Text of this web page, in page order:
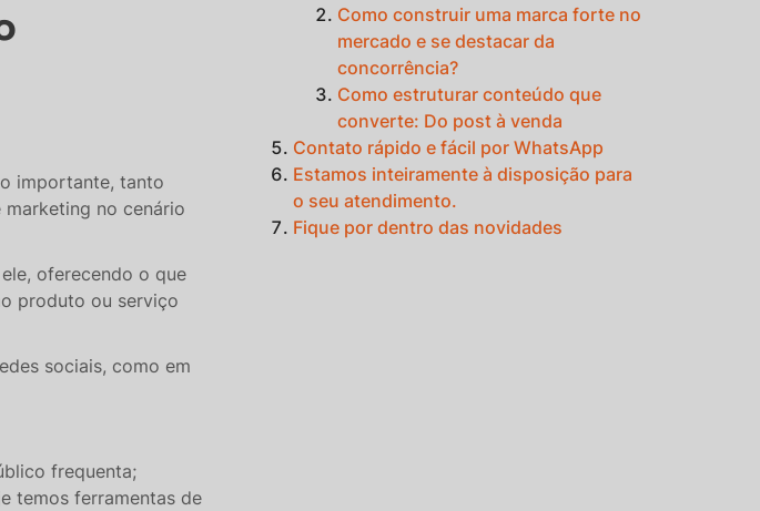
importante, tanto
no cenário
oferecendo o que
produto ou serviço
sociais, como em
frequenta;
temos ferramentas de
Como construir uma marca forte no
mercado e se destacar da
concorrência?
Como estruturar conteúdo que
converte: Do post à venda
Contato rápido e fácil por WhatsApp
Estamos inteiramente à disposição para
o seu atendimento.
Fique por dentro das novidades